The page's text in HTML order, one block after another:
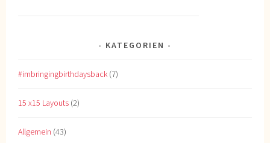
KATEGORIEN
#imbringingbirthdaysback (7)
15 x15 Layouts (2)
Allgemein (43)